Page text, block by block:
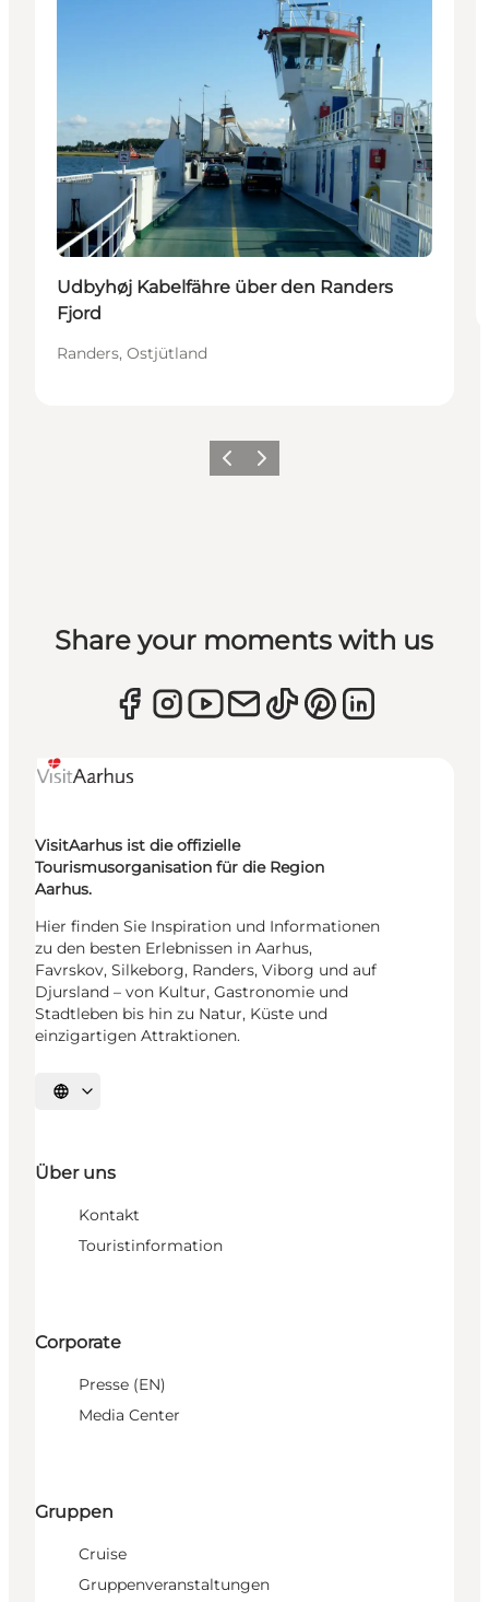
Udbyhøj Kabelfähre über den Randers
Fjord
Randers, Ostjütland
ZurückWeiter
Share your moments with us
VisitAarhus ist die offizielle
Tourismusorganisation für die Region
Aarhus.
Hier finden Sie Inspiration und Informationen
zu den besten Erlebnissen in Aarhus,
Favrskov, Silkeborg, Randers, Viborg und auf
Djursland – von Kultur, Gastronomie und
Stadtleben bis hin zu Natur, Küste und
einzigartigen Attraktionen.
Sprache auswählen
Über uns
Kontakt
Touristinformation
Corporate
Presse (EN)
Media Center
Gruppen
Cruise
Gruppenveranstaltungen